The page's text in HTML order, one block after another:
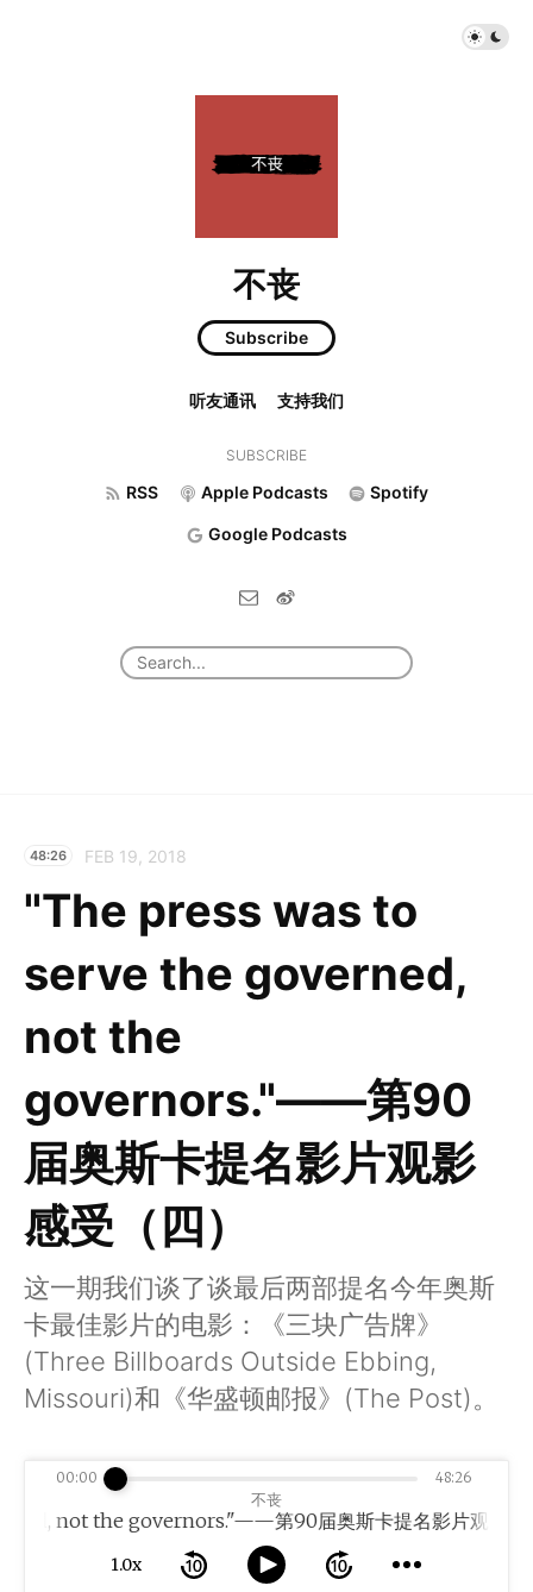
不丧
Subscribe
听友通讯 支持我们
SUBSCRIBE
RSS Apple Podcasts Spotify
Google Podcasts
48:26 FEB 19, 2018
"The press was to
serve the governed,
not the
governors."——第90
届奥斯卡提名影片观影
感受（四）
这一期我们谈了谈最后两部提名今年奥斯
卡最佳影片的电影：《三块广告牌》
(Three Billboards Outside Ebbing,
Missouri)和《华盛顿邮报》(The Post)。
不丧
not the governors."——第90届奥斯卡提名影片观影感受
1.0x
00:00 48:26